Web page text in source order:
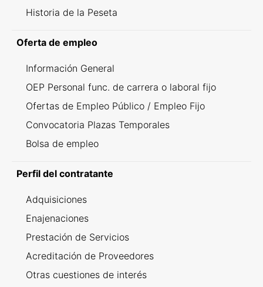
Historia de la Peseta
Oferta de empleo
Información General
OEP Personal func. de carrera o laboral fijo
Ofertas de Empleo Público / Empleo Fijo
Convocatoria Plazas Temporales
Bolsa de empleo
Perfil del contratante
Adquisiciones
Enajenaciones
Prestación de Servicios
Acreditación de Proveedores
Otras cuestiones de interés